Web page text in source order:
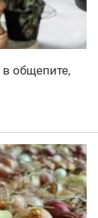
общепите,